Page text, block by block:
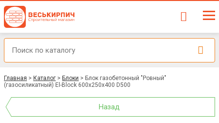
Главная > Каталог > Блоки > Блок газобетонный "Ровный"
(газосиликатный) El-Block 600х250х400 D500
Назад